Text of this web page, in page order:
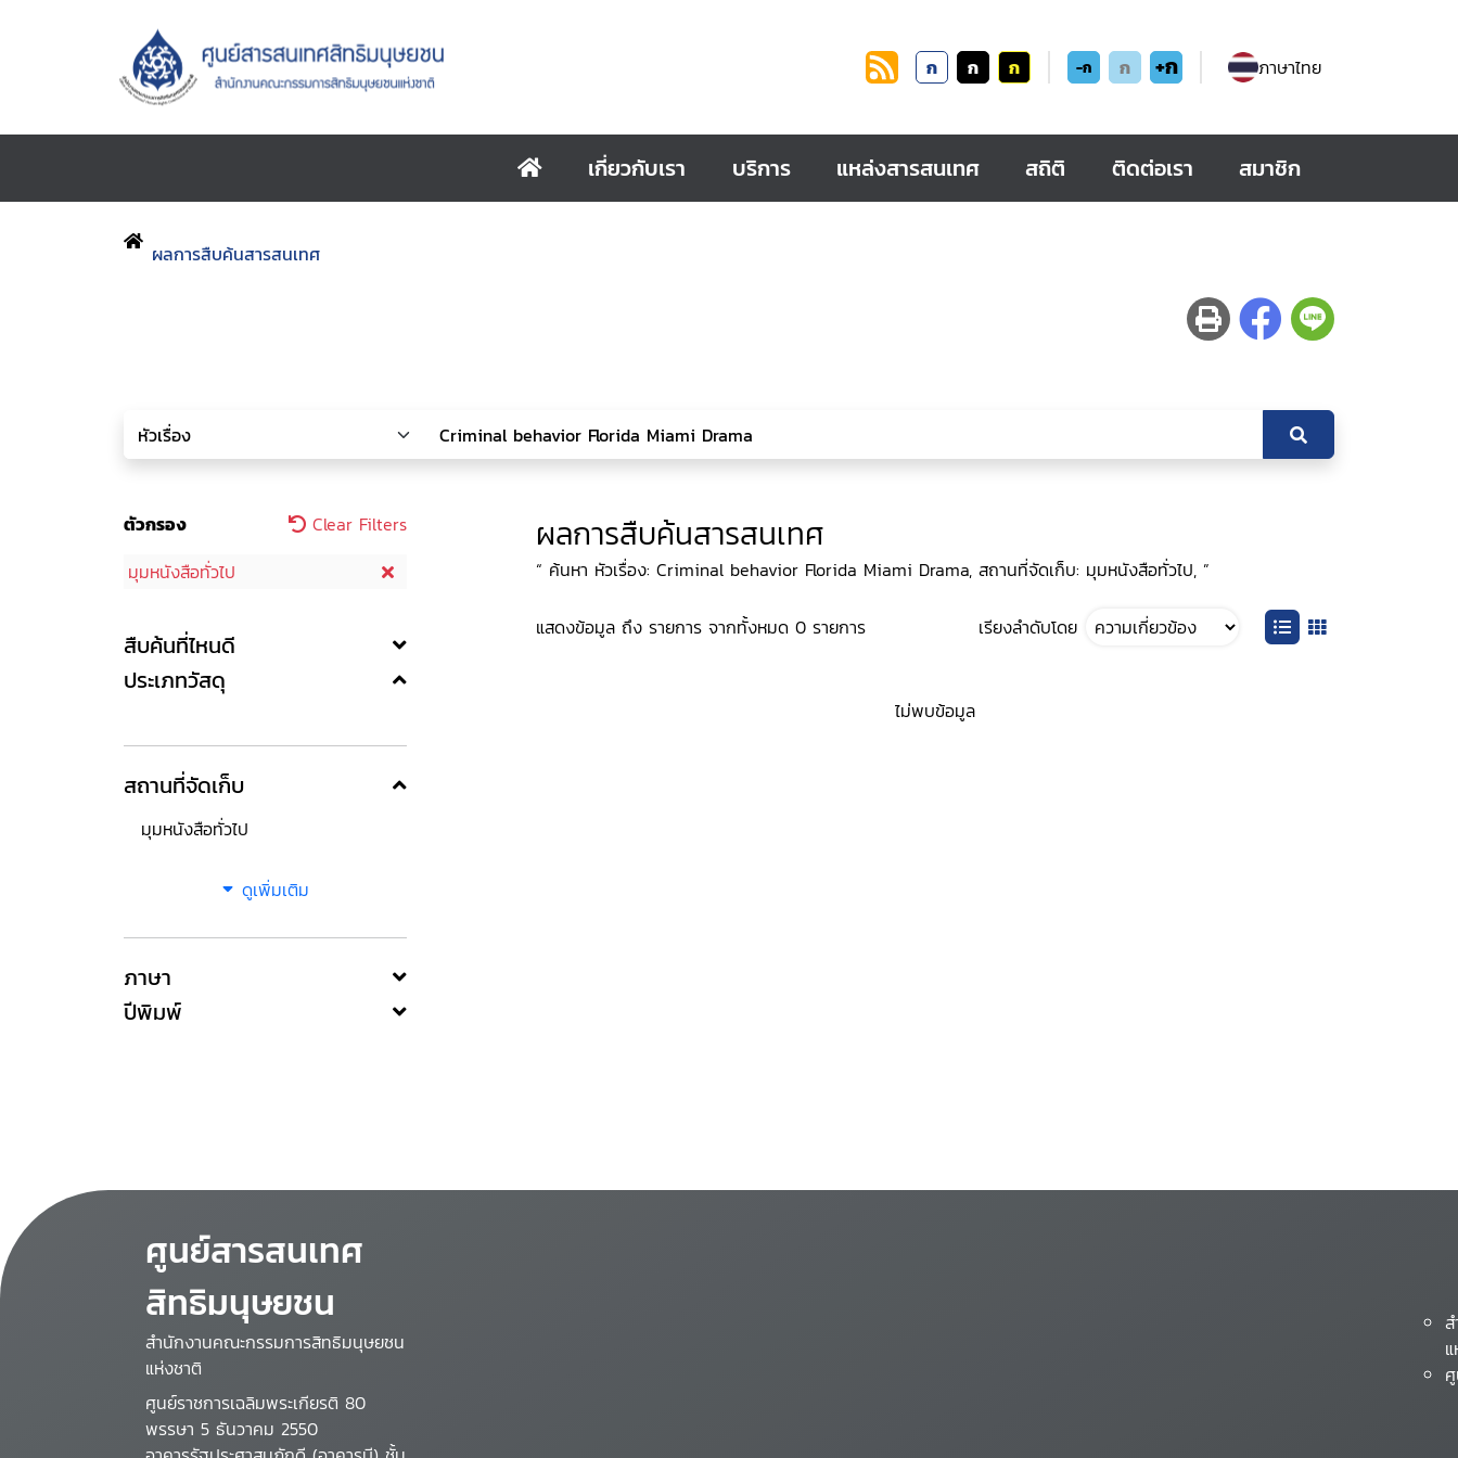
ก ก ก -ก ก +ก ภาษาไทย
เกี่ยวกับเรา บริการ แหล่งสารสนเทศ สถิติ ติดต่อเรา สมาชิก
ผลการสืบค้นสารสนเทศ
ตัวกรอง
Clear Filters
มุมหนังสือทั่วไป
สืบค้นที่ไหนดี
ประเภทวัสดุ
สถานที่จัดเก็บ
มุมหนังสือทั่วไป
ดูเพิ่มเติม
ภาษา
ปีพิมพ์
ผลการสืบค้นสารสนเทศ
“ ค้นหา หัวเรื่อง: Criminal behavior Florida Miami Drama, สถานที่จัดเก็บ: มุมหนังสือทั่วไป, ”
แสดงข้อมูล ถึง รายการ จากทั้งหมด 0 รายการ เรียงลำดับโดย
ไม่พบข้อมูล
ศูนย์สารสนเทศ
สิทธิมนุษยชน
สำนักงานคณะกรรมการสิทธิมนุษยชน
แห่งชาติ
ศูนย์ราชการเฉลิมพระเกียรติ 80
พรรษา 5 ธันวาคม 2550